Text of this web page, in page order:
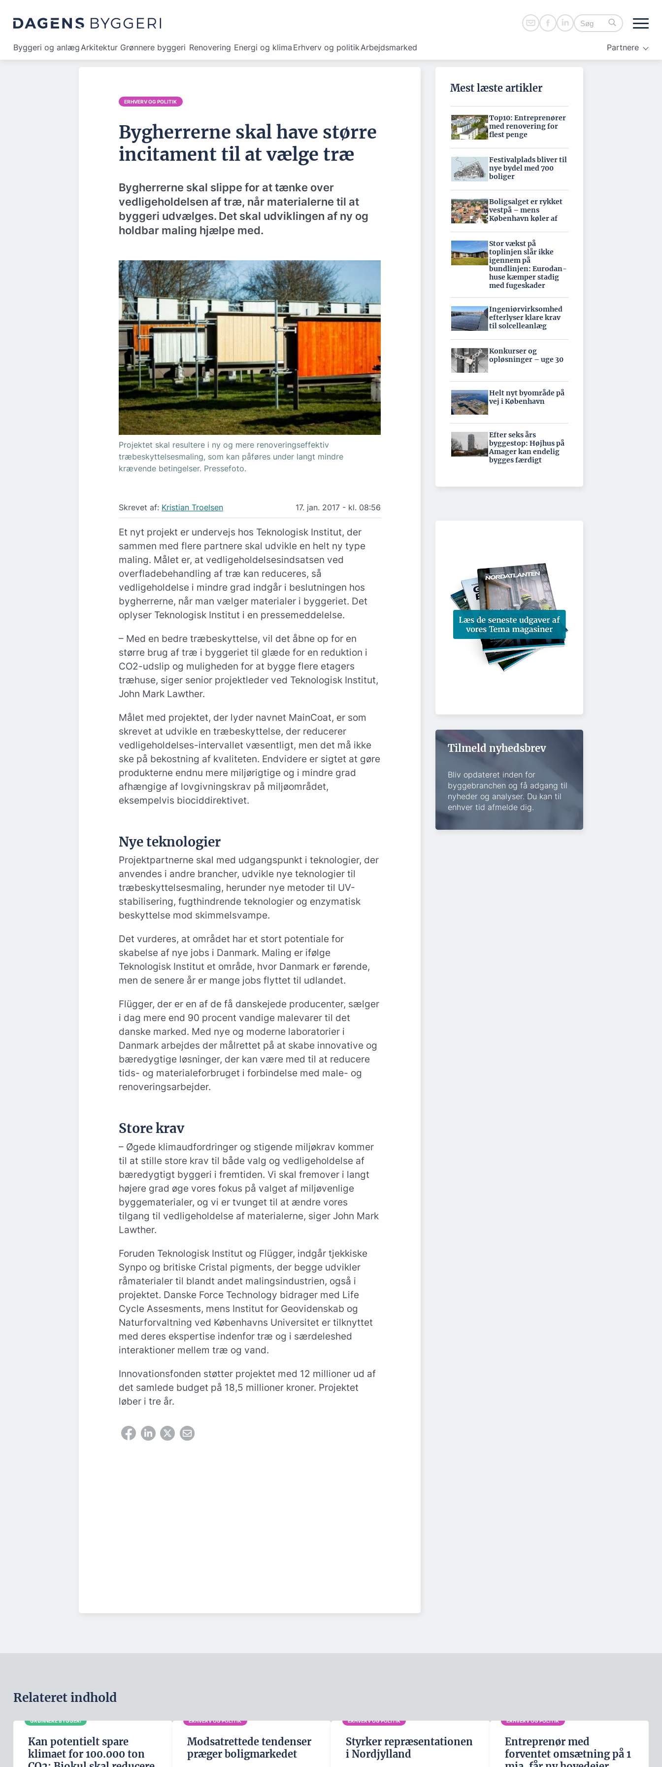
Byggeri og anlægArkitektur Grønnere byggeri Renovering Energi og klima Erhverv og politikArbejdsmarked Partnere
ERHVERV OG POLITIK
Bygherrerne skal have større
incitament til at vælge træ
Bygherrerne skal slippe for at tænke over
vedligeholdelsen af træ, når materialerne til at
byggeri udvælges. Det skal udviklingen af ny og
holdbar maling hjælpe med.
Projektet skal resultere i ny og mere renoveringseffektiv
træbeskyttelsesmaling, som kan påføres under langt mindre
krævende betingelser. Pressefoto.
Skrevet af: Kristian Troelsen 17. jan. 2017 - kl. 08:56
Et nyt projekt er undervejs hos Teknologisk Institut, der
sammen med flere partnere skal udvikle en helt ny type
maling. Målet er, at vedligeholdelsesindsatsen ved
overfladebehandling af træ kan reduceres, så
vedligeholdelse i mindre grad indgår i beslutningen hos
bygherrerne, når man vælger materialer i byggeriet. Det
oplyser Teknologisk Institut i en pressemeddelelse.
– Med en bedre træbeskyttelse, vil det åbne op for en
større brug af træ i byggeriet til glæde for en reduktion i
CO2-udslip og muligheden for at bygge flere etagers
træhuse, siger senior projektleder ved Teknologisk Institut,
John Mark Lawther.
Målet med projektet, der lyder navnet MainCoat, er som
skrevet at udvikle en træbeskyttelse, der reducerer
vedligeholdelses-intervallet væsentligt, men det må ikke
ske på bekostning af kvaliteten. Endvidere er sigtet at gøre
produkterne endnu mere miljørigtige og i mindre grad
afhængige af lovgivningskrav på miljøområdet,
eksempelvis biociddirektivet.
Nye teknologier
Projektpartnerne skal med udgangspunkt i teknologier, der
anvendes i andre brancher, udvikle nye teknologier til
træbeskyttelsesmaling, herunder nye metoder til UV-
stabilisering, fugthindrende teknologier og enzymatisk
beskyttelse mod skimmelsvampe.
Det vurderes, at området har et stort potentiale for
skabelse af nye jobs i Danmark. Maling er ifølge
Teknologisk Institut et område, hvor Danmark er førende,
men de senere år er mange jobs flyttet til udlandet.
Flügger, der er en af de få danskejede producenter, sælger
i dag mere end 90 procent vandige malevarer til det
danske marked. Med nye og moderne laboratorier i
Danmark arbejdes der målrettet på at skabe innovative og
bæredygtige løsninger, der kan være med til at reducere
tids- og materialeforbruget i forbindelse med male- og
renoveringsarbejder.
Store krav
– Øgede klimaudfordringer og stigende miljøkrav kommer
til at stille store krav til både valg og vedligeholdelse af
bæredygtigt byggeri i fremtiden. Vi skal fremover i langt
højere grad øge vores fokus på valget af miljøvenlige
byggematerialer, og vi er tvunget til at ændre vores
tilgang til vedligeholdelse af materialerne, siger John Mark
Lawther.
Foruden Teknologisk Institut og Flügger, indgår tjekkiske
Synpo og britiske Cristal pigments, der begge udvikler
råmaterialer til blandt andet malingsindustrien, også i
projektet. Danske Force Technology bidrager med Life
Cycle Assesments, mens Institut for Geovidenskab og
Naturforvaltning ved Københavns Universitet er tilknyttet
med deres ekspertise indenfor træ og i særdeleshed
interaktioner mellem træ og vand.
Innovationsfonden støtter projektet med 12 millioner ud af
det samlede budget på 18,5 millioner kroner. Projektet
løber i tre år.
Mest læste artikler
Top10: Entreprenører
med renovering for
flest penge
Festivalplads bliver til
nye bydel med 700
boliger
Boligsalget er rykket
vestpå – mens
København køler af
Stor vækst på
toplinjen slår ikke
igennem på
bundlinjen: Eurodan-
huse kæmper stadig
med fugeskader
Ingeniørvirksomhed
efterlyser klare krav
til solcelleanlæg
Konkurser og
opløsninger – uge 30
Helt nyt byområde på
vej i København
Efter seks års
byggestop: Højhus på
Amager kan endelig
bygges færdigt
Tilmeld nyhedsbrev
Bliv opdateret inden for
byggebranchen og få adgang til
nyheder og analyser. Du kan til
enhver tid afmelde dig.
Relateret indhold
GRØNNERE BYGGERI
Kan potentielt spare
klimaet for 100.000 ton
ERHVERV OG POLITIK
Modsatrettede tendenser
præger boligmarkedet
ERHVERV OG POLITIK
Styrker repræsentationen
i Nordjylland
ERHVERV OG POLITIK
Entreprenør med
forventet omsætning på 1